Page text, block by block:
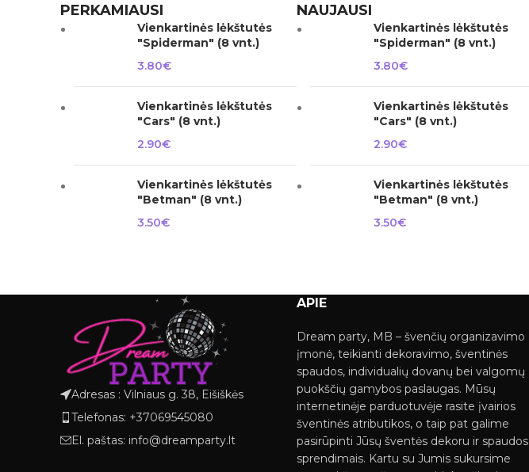
PERKAMIAUSI
Vienkartinės lėkštutės
"Spiderman" (8 vnt.)
3.80€
Vienkartinės lėkštutės
"Cars" (8 vnt.)
2.90€
Vienkartinės lėkštutės
"Betman" (8 vnt.)
3.50€
NAUJAUSI
Vienkartinės lėkštutės
"Spiderman" (8 vnt.)
3.80€
Vienkartinės lėkštutės
"Cars" (8 vnt.)
2.90€
Vienkartinės lėkštutės
"Betman" (8 vnt.)
3.50€
Adresas : Vilniaus g. 38, Eišiškės
Telefonas: +37069545080
El. paštas: info@dreamparty.lt
APIE
Dream party, MB – švenčių organizavimo
įmonė, teikianti dekoravimo, šventinės
spaudos, individualių dovanų bei valgomų
puokščių gamybos paslaugas. Mūsų
internetinėje parduotuvėje rasite įvairios
šventinės atributikos, o taip pat galime
pasirūpinti Jūsų šventės dekoru ir spaudos
sprendimais. Kartu su Jumis sukursime